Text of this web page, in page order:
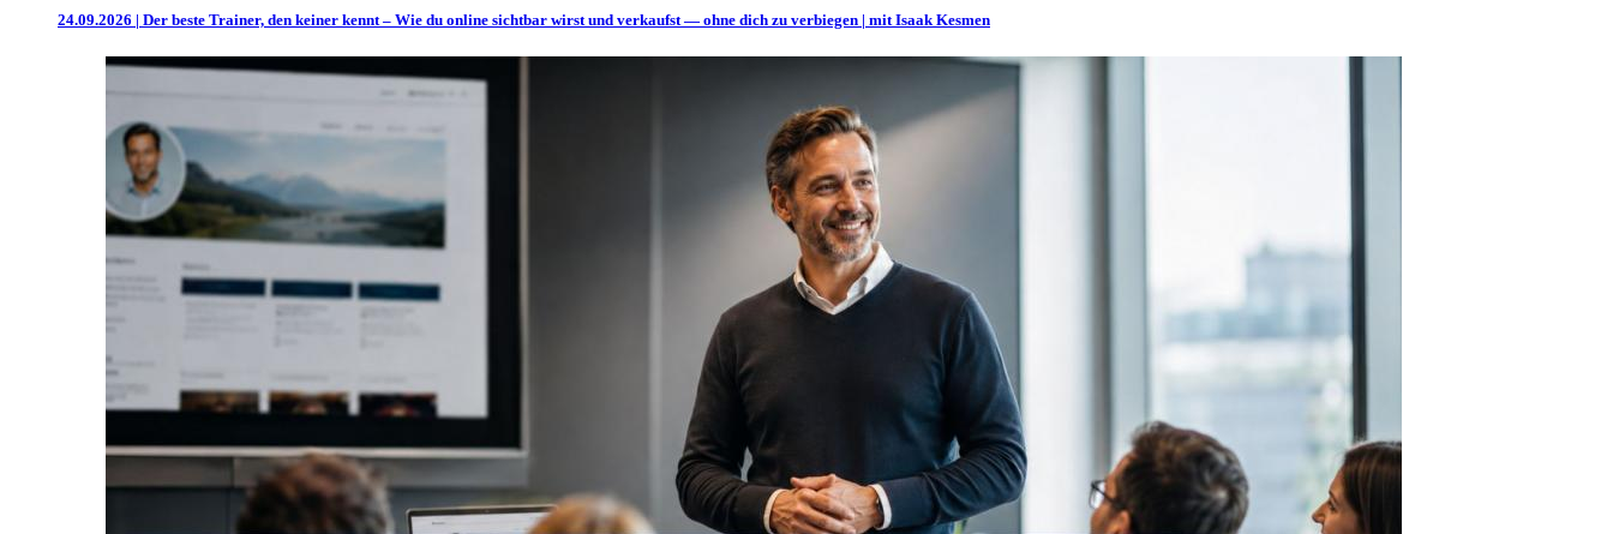
24.09.2026 | Der beste Trainer, den keiner kennt – Wie du online sichtbar wirst und verkaufst — ohne dich zu verbiegen | mit Isaak Kesmen